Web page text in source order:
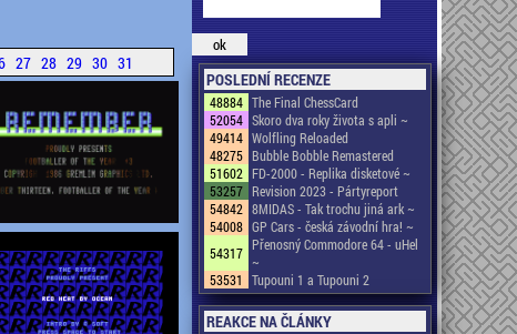
27 28 29 30 31
POSLEDNÍ RECENZE
48884 The Final ChessCard
52054 Skoro dva roky života s apli ~
49414 Wolfling Reloaded
48275 Bubble Bobble Remastered
51602 FD-2000 - Replika disketové ~
53257 Revision 2023 - Pártyreport
54842 8MIDAS - Tak trochu jiná ark ~
54008 GP Cars - česká závodní hra! ~
54317 Přenosný Commodore 64 - uHel
~
53531
Tupouni 1 a Tupouni 2
REAKCE NA ČLÁNKY